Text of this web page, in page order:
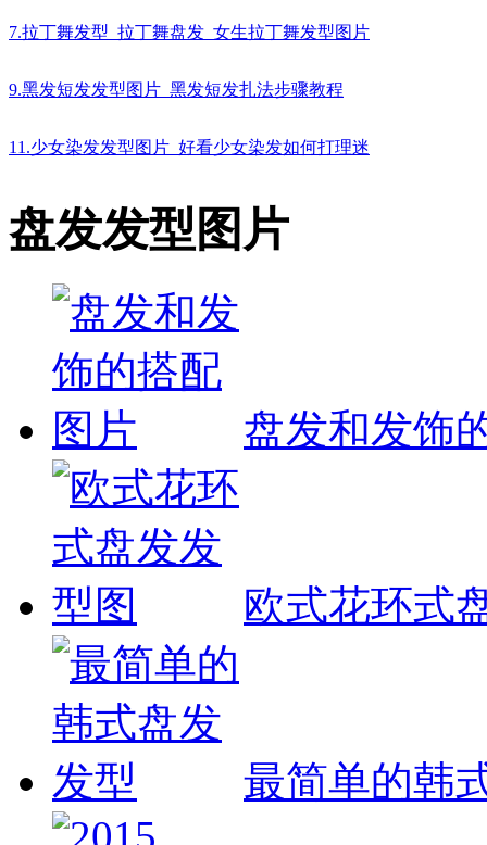
7.拉丁舞发型_拉丁舞盘发_女生拉丁舞发型图片
9.黑发短发发型图片_黑发短发扎法步骤教程
11.少女染发发型图片_好看少女染发如何打理迷
盘发发型图片
盘发和发饰
欧式花环式
最简单的韩